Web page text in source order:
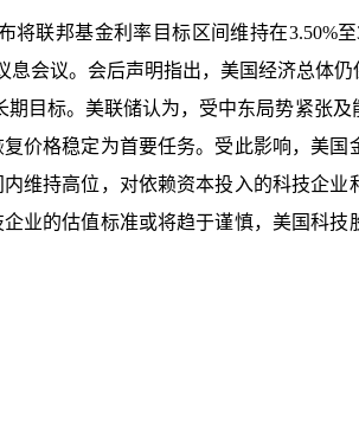
将联邦基金利率目标区间维持在3.50%
息会议。会后声明指出，美国经济总体
期目标。美联储认为，受中东局势紧张
价格稳定为首要任务。受此影响，美
维持高位，对依赖资本投入的科技企
业的估值标准或将趋于谨慎，美国科技